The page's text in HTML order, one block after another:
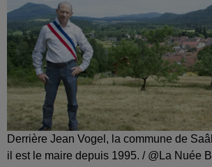
Derrière Jean Vogel, la commune de
il est le maire depuis 1995. / @La Nuée B